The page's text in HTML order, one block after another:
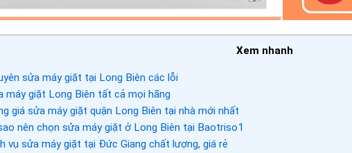
Xem nhanh
sửa máy giặt tại Long Biên các lỗi
máy giặt Long Biên tất cả mọi hãng
giá sửa máy giặt quận Long Biên tại nhà mới nhất
nên chọn sửa máy giặt ở Long Biên tại Baotriso1
vụ sửa máy giặt tại Đức Giang chất lượng, giá rẻ